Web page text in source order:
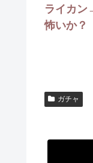
ライカ
怖いか？
ガチャ